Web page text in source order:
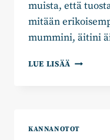
muista, että
mitään
mummini, äitini
LUE LISÄÄ JYRI
KANNANOTOT